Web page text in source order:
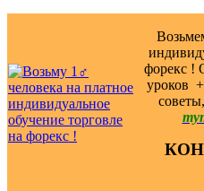
форекс !
уроков